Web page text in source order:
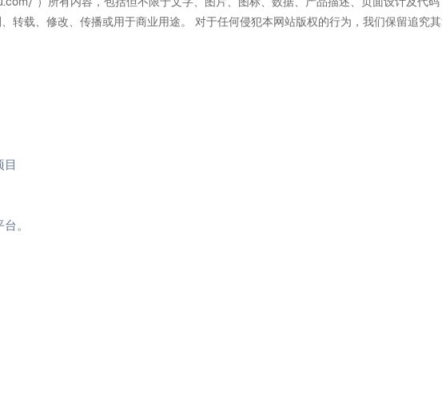
转载、修改、传播或用于商业用途。 对于任何侵犯本网站版权的行为，我们保留追究
目
。